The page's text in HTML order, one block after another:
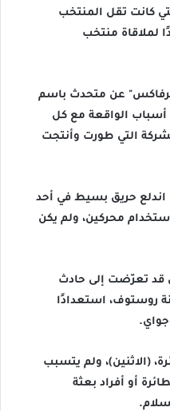
كانت تقل المنتخب
لملاقاة منتخب
عن متحدث باسم
الواقعة مع كل
التي طورت وأنتجت
اندلع حريق بسيط في أحد
محركين، ولم يكن
قد تعرّضت إلى حادث
روستوف، استعدادًا
(الاثنين)، ولم يتسبب
أو أفراد بعثة